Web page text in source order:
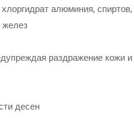
алюминия,
желез
раздражение кожи
десен